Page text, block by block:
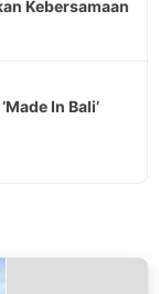
Kebersamaan
In Bali’